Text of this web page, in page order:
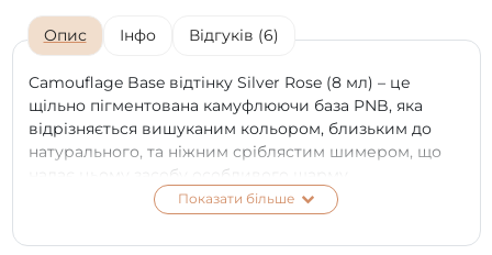
Опис Інфо Відгуків (6)
Camouflage Base відтінку Silver Rose (8 мл) – це
щільно пігментована камуфлюючи база PNB, яка
відрізняється вишуканим кольором, близьким до
натурального, та ніжним сріблястим шимером, що
надає цьому засобу особливого шарму.
Купити базу для гель-лаку можна також і як
Показати більше